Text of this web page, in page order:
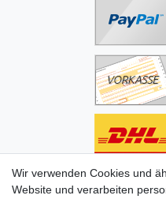
Informationen
Wir verwenden Cookies und
Website und verarbeiten